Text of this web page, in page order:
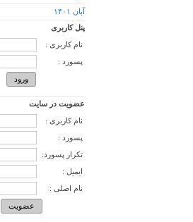
آبان ۱۴۰۱
پنل کاربری
نام کاربری :
پسورد :
عضویت در سایت
نام کاربری :
پسورد :
تکرار پسورد:
ایمیل :
نام اصلی :